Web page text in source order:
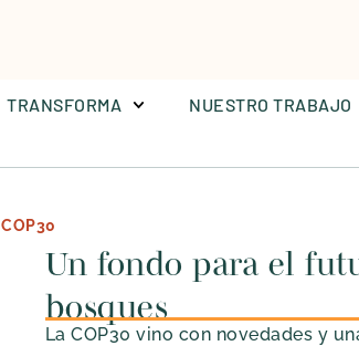
TRANSFORMA NUESTRO TRABAJO
COP30
Un fondo para el
bosques
La COP30 vino con novedades y